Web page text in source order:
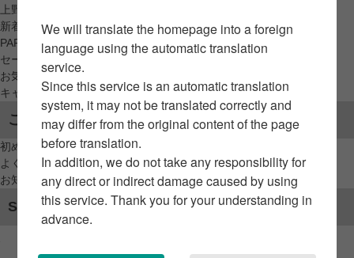
上野
新着アイテムから探す
PARCO限定アイテムから探す
セールアイテムから探す
お気に入りから探す
キャンペーン/クーポン対象から探す
ご利用案内
初めてのお客様へ
よくあるご質問 / お問い合わせ
お知らせ
SNSアカウント
We will translate the homepage into a foreign
language using the automatic translation
service.
Since this service is an automatic translation
system, it may not be translated correctly and
may differ from the original content of the page
before translation.
In addition, we do not take any responsibility for
any direct or indirect damage caused by using
this service. Thank you for your understanding in
advance.